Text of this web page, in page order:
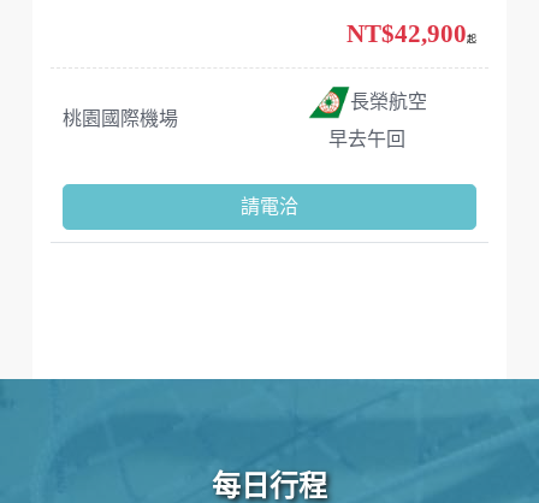
每日行程
桃園國際機場
長榮航空
早去午回
NT$42,900起
請電洽